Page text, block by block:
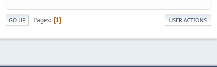
GO UP Pages 1 USER ACTIONS